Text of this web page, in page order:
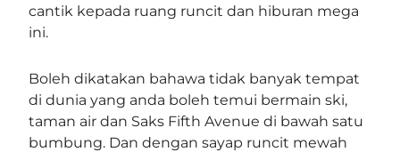
cantik kepada ruang runcit dan hiburan mega
ini.
Boleh dikatakan bahawa tidak banyak tempat
di dunia yang anda boleh temui bermain ski,
taman air dan Saks Fifth Avenue di bawah satu
bumbung. Dan dengan sayap runcit mewah